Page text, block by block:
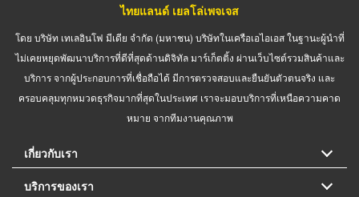
ไทยแลนด์ เยลโล่เพจเจส
โดย บริษัท เทเลอินโฟ มีเดีย จำกัด (มหาชน) บริษัทในเครือเอไอเอส ในฐานะผู้นำที่
ไม่เคยหยุดพัฒนาบริการที่ดีที่สุดด้านดิจิทัล มาร์เก็ตติ้ง ผ่านเว็บไซต์รวมสินค้าและ
บริการ จากผู้ประกอบการที่เชื่อถือได้ มีการตรวจสอบและยืนยันตัวตนจริง และ
ครอบคลุมทุกหมวดธุรกิจมากที่สุดในประเทศ เราจะมอบบริการที่เหนือความคาด
หมาย จากทีมงานคุณภาพ
เกี่ยวกับเรา
บริการของเรา